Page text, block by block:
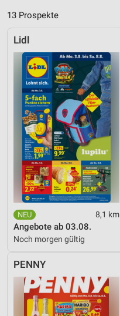
13 Prospekte
Lidl
8,1 km
Angebote ab 03.08.
Noch morgen gültig
PENNY